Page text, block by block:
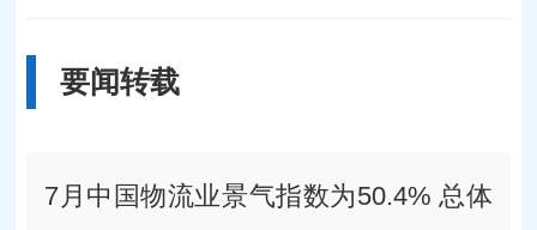
要闻转载
7月中国物流业景气指数为50.4% 总体